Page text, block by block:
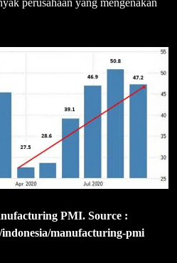
perusahaan yang mengenakan
PMI. Source :
manufacturing-pmi